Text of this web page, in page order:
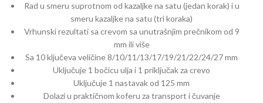
Rad u smeru suprotnom od kazaljke na satu (jedan korak) i u
smeru kazaljke na satu (tri koraka)
Vrhunski rezultati sa crevom sa unutrašnjim prečnikom od 9
mm ili više
Sa 10 ključeva veličine 8/10/11/13/17/19/21/22/24/27 mm
Uključuje 1 bočicu ulja i 1 priključak za crevo
Uključuje 1 nastavak od 125 mm
Dolazi u praktičnom koferu za transport i čuvanje